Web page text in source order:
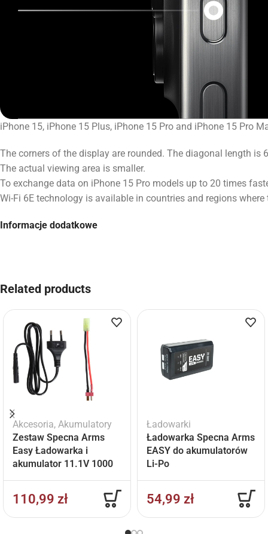
iPhone 15, iPhone 15 Plus, iPhone 15 Pro and iPhone 15 Pro
The corners of the display are rounded. The diagonal length is
The actual viewing area is smaller.
To exchange data on iPhone 15 Pro models up to 20 times
Wi-Fi 6E technology is available in countries and regions
Informacje dodatkowe
Related products
Akcesoria, Akumulatory
Zestaw Specna Arms
Easy Ładowarka i
akumulator 11.1V 1000
110,99 zł
Ładowarki
Ładowarka Specna Arms
EASY do akumulatorów
Li-Po
54,99 zł